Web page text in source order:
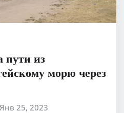
пути из
морю через
Янв 25, 2023